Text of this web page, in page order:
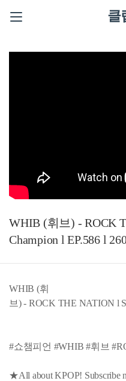
클
WHIB (휘브) - ROCK
Champion l EP.586 l
WHIB (휘
브) - ROCK THE NATION l
#쇼챔피언 #WHIB #휘브
★All about KPOP! Subscribe